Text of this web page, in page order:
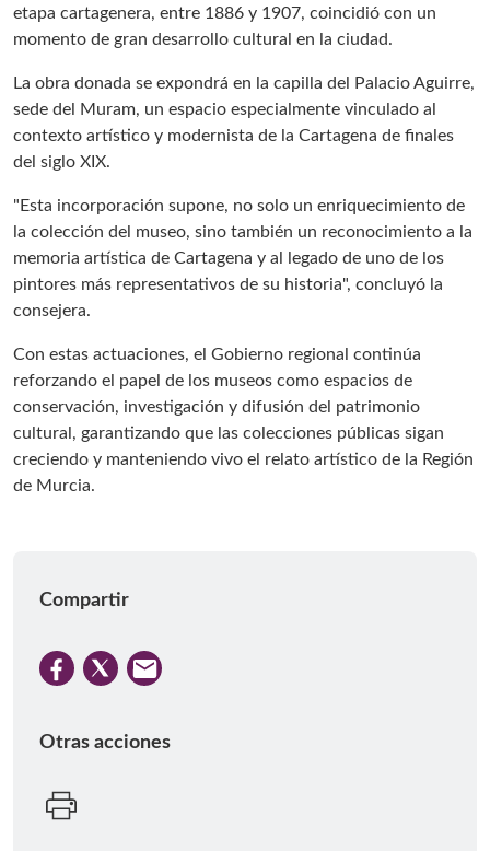
etapa cartagenera, entre 1886 y 1907, coincidió con un
momento de gran desarrollo cultural en la ciudad.
La obra donada se expondrá en la capilla del Palacio Aguirre,
sede del Muram, un espacio especialmente vinculado al
contexto artístico y modernista de la Cartagena de finales
del siglo XIX.
"Esta incorporación supone, no solo un enriquecimiento de
la colección del museo, sino también un reconocimiento a la
memoria artística de Cartagena y al legado de uno de los
pintores más representativos de su historia", concluyó la
consejera.
Con estas actuaciones, el Gobierno regional continúa
reforzando el papel de los museos como espacios de
conservación, investigación y difusión del patrimonio
cultural, garantizando que las colecciones públicas sigan
creciendo y manteniendo vivo el relato artístico de la Región
de Murcia.
Compartir
Otras acciones